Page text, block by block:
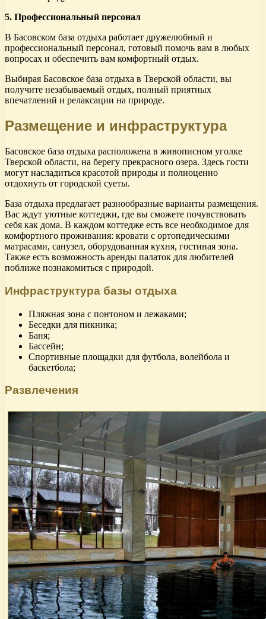
5. Профессиональный персонал
В Басовском база отдыха работает дружелюбный и
профессиональный персонал, готовый помочь вам в любых
вопросах и обеспечить вам комфортный отдых.
Выбирая Басовское база отдыха в Тверской области, вы
получите незабываемый отдых, полный приятных
впечатлений и релаксации на природе.
Размещение и инфраструктура
Басовское база отдыха расположена в живописном уголке
Тверской области, на берегу прекрасного озера. Здесь гости
могут насладиться красотой природы и полноценно
отдохнуть от городской суеты.
База отдыха предлагает разнообразные варианты размещения.
Вас ждут уютные коттеджи, где вы сможете почувствовать
себя как дома. В каждом коттедже есть все необходимое для
комфортного проживания: кровати с ортопедическими
матрасами, санузел, оборудованная кухня, гостиная зона.
Также есть возможность аренды палаток для любителей
поближе познакомиться с природой.
Инфраструктура базы отдыха
Пляжная зона с понтоном и лежаками;
Беседки для пикника;
Баня;
Бассейн;
Спортивные площадки для футбола, волейбола и
баскетбола;
Развлечения